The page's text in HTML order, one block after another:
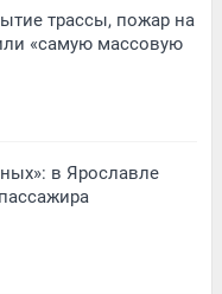
трассы, пожар на
«самую массовую
в Ярославле